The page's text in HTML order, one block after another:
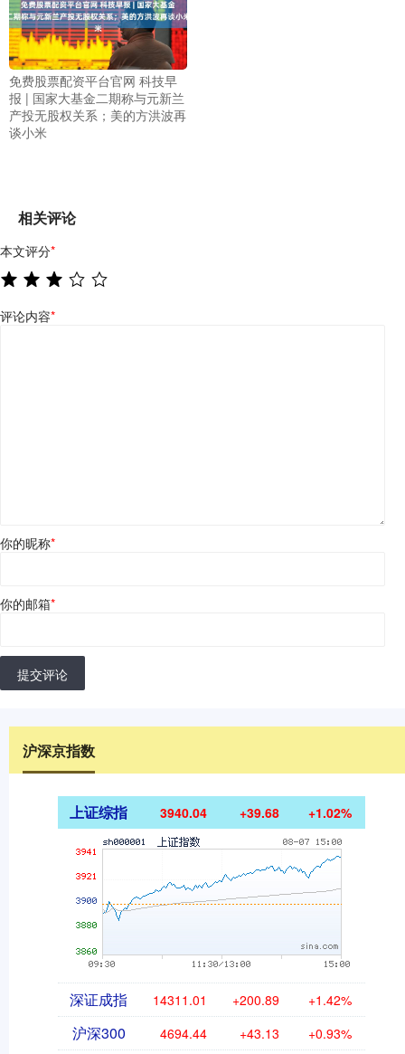
免费股票配资平台官网 科技早
报 | 国家大基金二期称与元新兰
产投无股权关系；美的方洪波再
谈小米
相关评论
本文评分*
评论内容*
你的昵称*
你的邮箱*
提交评论
沪深京指数
上证综指 3940.04 +39.68 +1.02%
深证成指 14311.01 +200.89 +1.42%
沪深300 4694.44 +43.13 +0.93%